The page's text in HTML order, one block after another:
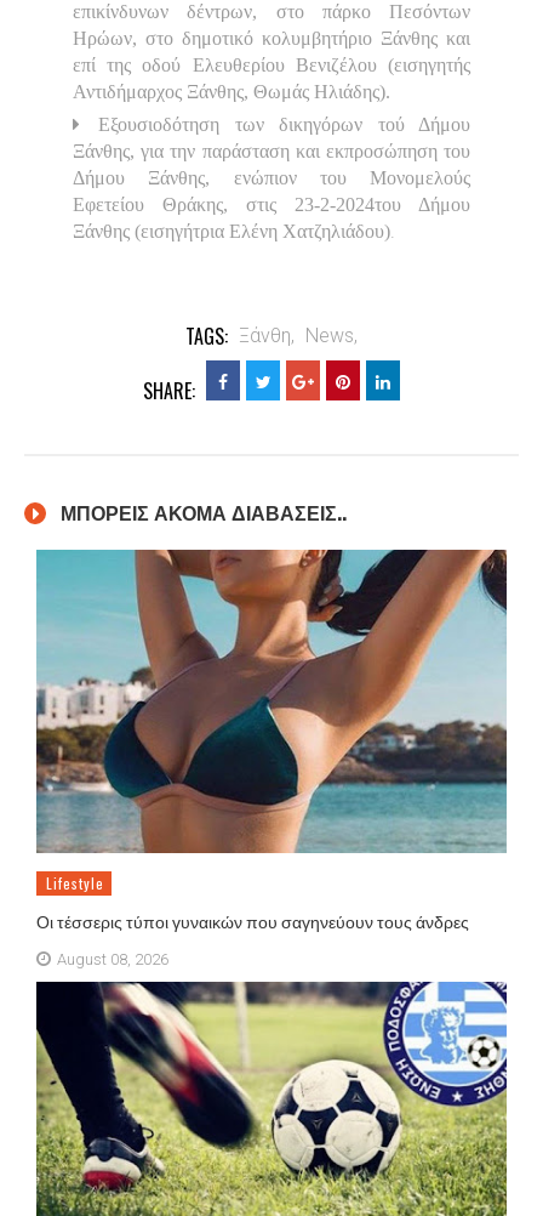
επικίνδυνων δέντρων, στο πάρκο Πεσόντων
Ηρώων, στο δημοτικό κολυμβητήριο Ξάνθης και
επί της οδού Ελευθερίου Βενιζέλου (εισηγητής
Αντιδήμαρχος Ξάνθης, Θωμάς Ηλιάδης).
Εξουσιοδότηση των δικηγόρων τού Δήμου
Ξάνθης, για την παράσταση και εκπροσώπηση του
Δήμου Ξάνθης, ενώπιον του Μονομελούς
Εφετείου Θράκης, στις 23-2-2024του Δήμου
Ξάνθης (εισηγήτρια Ελένη Χατζηλιάδου).
TAGS: Ξάνθη, News,
SHARE:
ΜΠΟΡΕΙΣ ΑΚΟΜΑ ΔΙΑΒΑΣΕΙΣ..
Lifestyle
Οι τέσσερις τύποι γυναικών που σαγηνεύουν τους άνδρες
August 08, 2026